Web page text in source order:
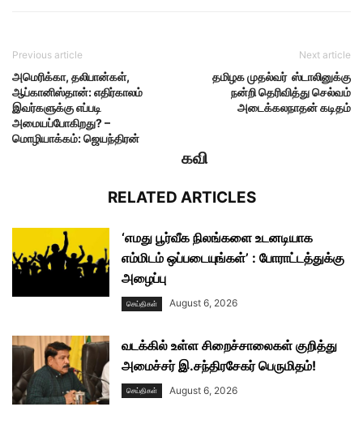
Previous article
அமெரிக்கா, தலிபான்கள்,
ஆப்கானிஸ்தான்: எதிர்காலம்
இவர்களுக்கு எப்படி
அமையப்போகிறது? –
மொழியாக்கம்: ஜெயந்திரன்
Next article
தமிழக முதல்வர் ஸ்டாலினுக்கு
நன்றி தெரிவித்து செல்வம்
அடைக்கலநாதன் கடிதம்
கவி
RELATED ARTICLES
‘எமது பூர்வீக நிலங்களை உடனடியாக
எம்மிடம் ஒப்படையுங்கள்’ : போராட்டத்துக்கு
அழைப்பு
செய்திகள் August 6, 2026
வடக்கில் உள்ள சிறைச்சாலைகள் குறித்து
அமைச்சர் இ.சந்திரசேகர் பெருமிதம்!
செய்திகள் August 6, 2026